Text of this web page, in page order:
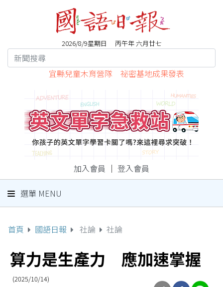
2026/8/9星期日 丙午年 六月廿七
宜縣兒童木育營隊 祕密基地成果發表
加入會員 ｜ 登入會員
選單 MENU
首頁 國語日報 社論 社論
算力是生產力 應加速掌握
(2025/10/14)